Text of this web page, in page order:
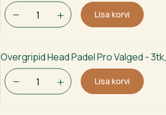
oli:
9,95 €.
is:
8,95 €.
Lisa korvi
Overgripid Head Padel Pro Valged - 3tk,
Lisa korvi